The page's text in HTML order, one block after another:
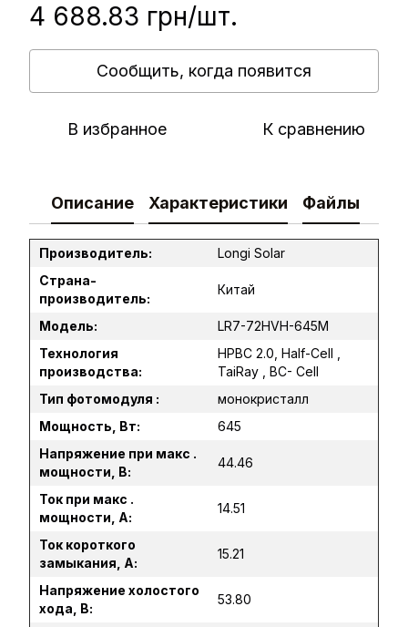
4 688.83 грн/шт.
Сообщить, когда появится
В избранное К сравнению
Описание Характеристики Файлы
Производитель:
Longi Solar
Страна-
производитель:
Китай
Модель:
LR7-72HVH-645M
Технология
производства:
HPBC 2.0, Half-Cell ,
TaiRay , BC- Cell
Тип фотомодуля :
монокристалл
Мощность, Вт:
645
Напряжение при макс .
мощности, В:
44.46
Ток при макс .
мощности, А:
14.51
Ток короткого
замыкания, А:
15.21
Напряжение холостого
хода, В:
53.80